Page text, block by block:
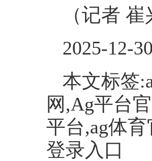
（记者
2025-12-
本文标签
网,Ag平台
平台,ag体
登录入口